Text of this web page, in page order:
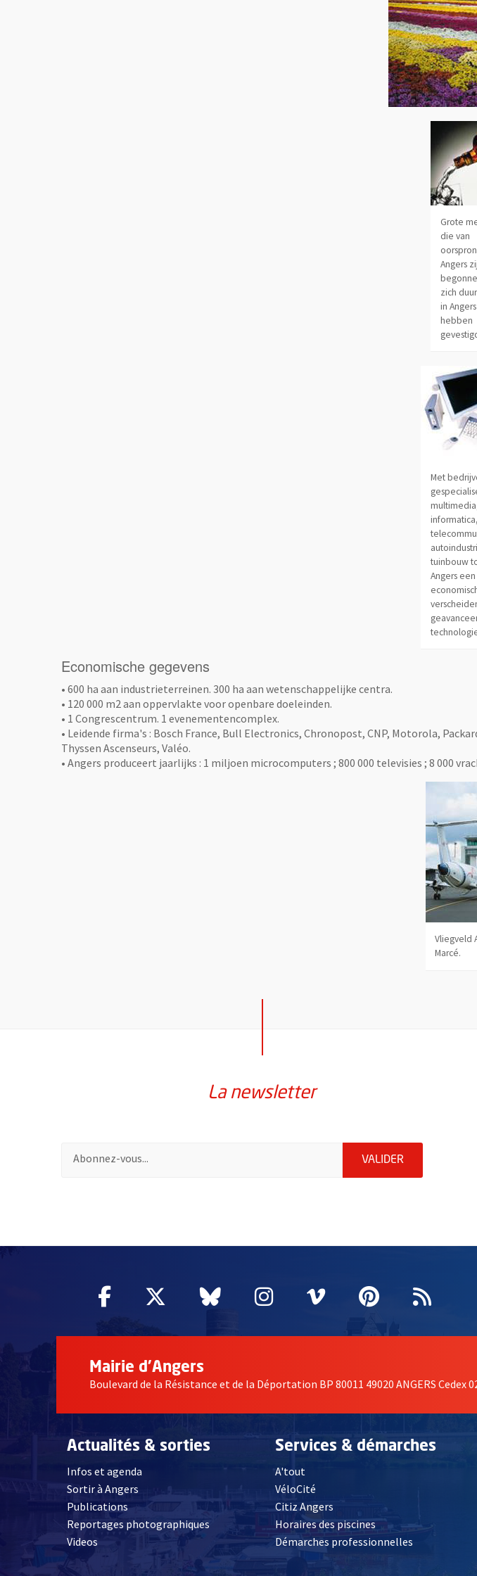
Grote
die van
Angers
zich
in Angers
hebben
Met
informatica,
tuinbouw
Angers
Economische gegevens
• 600 ha aan industrieterreinen. 300 ha aan wetenschappelijke centra.
• 120 000 m2 aan oppervlakte voor openbare doeleinden.
• 1 Congrescentrum. 1 evenementencomplex.
• Leidende firma's : Bosch France, Bull Electronics, Chronopost, CNP, Motorola,
Thyssen Ascenseurs, Valéo.
• Angers produceert jaarlijks : 1 miljoen microcomputers ; 800 000 televisies ; 8 000
Vliegveld
Marcé.
La newsletter
Pour vous inscrire à la lettre d'information de la ville d'Angers, indiquez votre email
VALIDER ENVOYER
Facebook
, Ouvre une nouvelle fenêtre
Twitter
, Ouvre une nouvelle fenêtre
Bluesky
, Ouvre une nouvelle fenêtre
Instagram
, Ouvre une nouvelle
Vimeo
, Ouvre une
Pinterest
, OuvreFlux
Mairie d'Angers
Boulevard de la Résistance et de la Déportation BP 80011 49020 ANGERS Cedex
Actualités & sorties
Infos et agenda
Sortir à Angers
Publications
Reportages photographiques
Videos, Ouvre une nouvelle fenêtre
Services & démarches
A'tout
VéloCité
Citiz Angers , Ouvre une nouvelle fenêtre
Horaires des piscines
Démarches professionnelles